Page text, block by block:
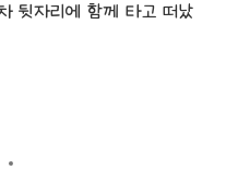
뒷자리에 함께 타고 떠났